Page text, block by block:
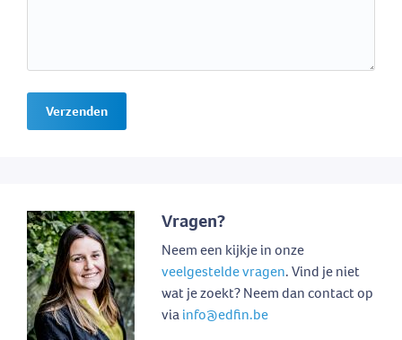
Verzenden
Vragen?
Neem een kijkje in onze
veelgestelde vragen. Vind je niet
wat je zoekt? Neem dan contact op
viainfo@edfin.be